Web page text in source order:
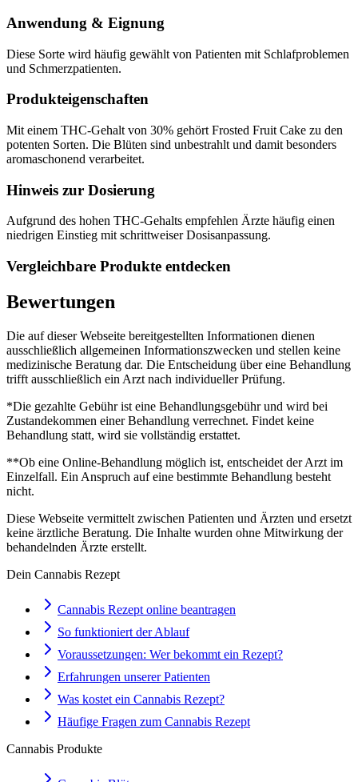
Anwendung & Eignung
Diese Sorte wird häufig gewählt von Patienten mit Schlafproblemen
und Schmerzpatienten.
Produkteigenschaften
Mit einem THC-Gehalt von 30% gehört Frosted Fruit Cake zu den
potenten Sorten. Die Blüten sind unbestrahlt und damit besonders
aromaschonend verarbeitet.
Hinweis zur Dosierung
Aufgrund des hohen THC-Gehalts empfehlen Ärzte häufig einen
niedrigen Einstieg mit schrittweiser Dosisanpassung.
Vergleichbare Produkte entdecken
Bewertungen
Die auf dieser Webseite bereitgestellten Informationen dienen
ausschließlich allgemeinen Informationszwecken und stellen keine
medizinische Beratung dar. Die Entscheidung über eine Behandlung
trifft ausschließlich ein Arzt nach individueller Prüfung.
*Die gezahlte Gebühr ist eine Behandlungsgebühr und wird bei
Zustandekommen einer Behandlung verrechnet. Findet keine
Behandlung statt, wird sie vollständig erstattet.
**Ob eine Online-Behandlung möglich ist, entscheidet der Arzt im
Einzelfall. Ein Anspruch auf eine bestimmte Behandlung besteht
nicht.
Diese Webseite vermittelt zwischen Patienten und Ärzten und ersetzt
keine ärztliche Beratung. Die Inhalte wurden ohne Mitwirkung der
behandelnden Ärzte erstellt.
Dein Cannabis Rezept
Cannabis Rezept online beantragen
So funktioniert der Ablauf
Voraussetzungen: Wer bekommt ein Rezept?
Erfahrungen unserer Patienten
Was kostet ein Cannabis Rezept?
Häufige Fragen zum Cannabis Rezept
Cannabis Produkte